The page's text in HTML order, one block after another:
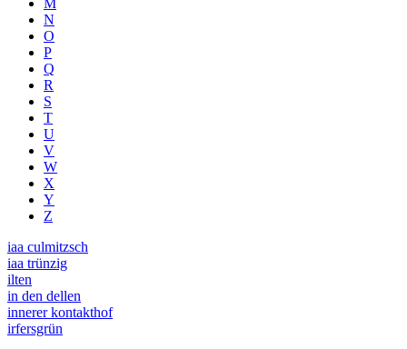
M
N
O
P
Q
R
S
T
U
V
W
X
Y
Z
iaa culmitzsch
iaa trünzig
ilten
in den dellen
innerer kontakthof
irfersgrün